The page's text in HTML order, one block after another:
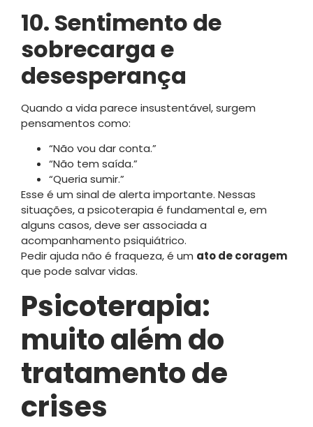
10. Sentimento de
sobrecarga e
desesperança
Quando a vida parece insustentável, surgem
pensamentos como:
“Não vou dar conta.”
“Não tem saída.”
“Queria sumir.”
Esse é um sinal de alerta importante. Nessas
situações, a psicoterapia é fundamental e, em
alguns casos, deve ser associada a
acompanhamento psiquiátrico.
Pedir ajuda não é fraqueza, é um ato de coragem
que pode salvar vidas.
Psicoterapia:
muito além do
tratamento de
crises